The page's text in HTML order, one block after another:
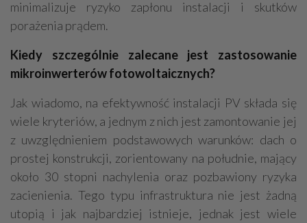
minimalizuje ryzyko zapłonu instalacji i skutków
porażenia prądem.
Kiedy szczególnie zalecane jest zastosowanie
mikroinwerterów fotowoltaicznych?
Jak wiadomo, na efektywność instalacji PV składa się
wiele kryteriów, a jednym z nich jest zamontowanie jej
z uwzględnieniem podstawowych warunków: dach o
prostej konstrukcji, zorientowany na południe, mający
około 30 stopni nachylenia oraz pozbawiony ryzyka
zacienienia. Tego typu infrastruktura nie jest żadną
utopią i jak najbardziej istnieje, jednak jest wiele